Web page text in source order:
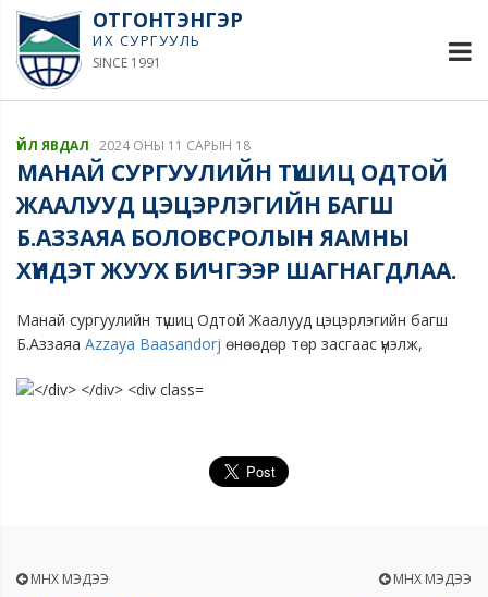
ОТГОНТЭНГЭР
ИХ СУРГУУЛЬ
SINCE 1991
ҮЙЛ ЯВДАЛ 2024 ОНЫ 11 САРЫН 18
МАНАЙ СУРГУУЛИЙН ТҮШИЦ ОДТОЙ
ЖААЛУУД ЦЭЦЭРЛЭГИЙН БАГШ
Б.АЗЗАЯА БОЛОВСРОЛЫН ЯАМНЫ
ХҮНДЭТ ЖУУХ БИЧГЭЭР ШАГНАГДЛАА.
Манай сургуулийн түшиц Одтой Жаалууд цэцэрлэгийн багш
Б.Аззаяа Azzaya Baasandorj өнөөдөр төр засгаас үнэлж,
ӨМНӨХ МЭДЭЭ
ӨМНӨХ МЭДЭЭ